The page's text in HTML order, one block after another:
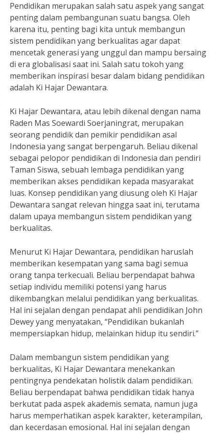
Pendidikan merupakan salah satu aspek yang sangat
penting dalam pembangunan suatu bangsa. Oleh
karena itu, penting bagi kita untuk membangun
sistem pendidikan yang berkualitas agar dapat
mencetak generasi yang unggul dan mampu bersaing
di era globalisasi saat ini. Salah satu tokoh yang
memberikan inspirasi besar dalam bidang pendidikan
adalah Ki Hajar Dewantara.
Ki Hajar Dewantara, atau lebih dikenal dengan nama
Raden Mas Soewardi Soerjaningrat, merupakan
seorang pendidik dan pemikir pendidikan asal
Indonesia yang sangat berpengaruh. Beliau dikenal
sebagai pelopor pendidikan di Indonesia dan pendiri
Taman Siswa, sebuah lembaga pendidikan yang
memberikan akses pendidikan kepada masyarakat
luas. Konsep pendidikan yang diusung oleh Ki Hajar
Dewantara sangat relevan hingga saat ini, terutama
dalam upaya membangun sistem pendidikan yang
berkualitas.
Menurut Ki Hajar Dewantara, pendidikan haruslah
memberikan kesempatan yang sama bagi semua
orang tanpa terkecuali. Beliau berpendapat bahwa
setiap individu memiliki potensi yang harus
dikembangkan melalui pendidikan yang berkualitas.
Hal ini sejalan dengan pendapat ahli pendidikan John
Dewey yang menyatakan, “Pendidikan bukanlah
mempersiapkan hidup, melainkan hidup itu sendiri.”
Dalam membangun sistem pendidikan yang
berkualitas, Ki Hajar Dewantara menekankan
pentingnya pendekatan holistik dalam pendidikan.
Beliau berpendapat bahwa pendidikan tidak hanya
berkutat pada aspek akademis semata, namun juga
harus memperhatikan aspek karakter, keterampilan,
dan kecerdasan emosional. Hal ini sejalan dengan